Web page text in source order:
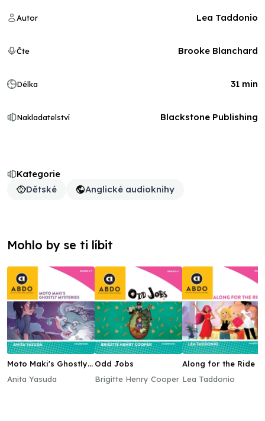
Kategorie
Dětské
Anglické audioknihy
Autor Lea Taddonio
Čte Brooke Blanchard
Délka 31 min
Nakladatelství Blackstone Publishing
Mohlo by se ti líbit
Moto Maki's Ghostly
Anita Yasuda
Odd Jobs
Brigitte Henry Cooper
Along for the Ride
Lea Taddonio